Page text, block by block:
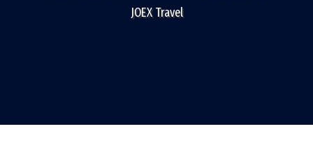
JOEX Travel